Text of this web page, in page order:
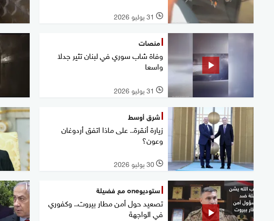
l 31 يوليو 2026
منصات
وفاة شاب سوري في لبنان تثير جدلا
واسعا
l 31 يوليو 2026
شرق أوسط
زيارة أنقرة.. على ماذا اتفق أردوغان
وعون؟
l 30 يوليو 2026
ستوديوone مع فضيلة
تصعيد حول أمن مطار بيروت.. وكفوري
في الواجهة